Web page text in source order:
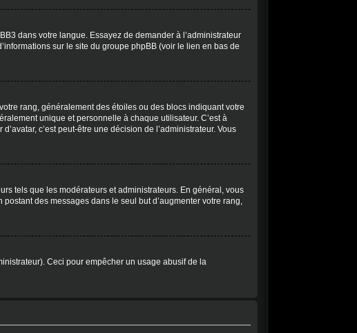
dans votre langue. Essayez de demander à l’administrateur
sur le site du groupe phpBB (voir le lien en bas de
rang, généralement des étoiles ou des blocs indiquant votre
unique et personnelle à chaque utilisateur. C’est à
c’est peut-être une décision de l’administrateur. Vous
tels que les modérateurs et administrateurs. En général, vous
des messages dans le seul but d’augmenter votre rang,
Ceci pour empêcher un usage abusif de la